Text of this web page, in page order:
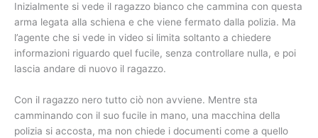
Inizialmente si vede il ragazzo bianco che cammina con questa
arma legata alla schiena e che viene fermato dalla polizia. Ma
l’agente che si vede in video si limita soltanto a chiedere
informazioni riguardo quel fucile, senza controllare nulla, e poi
lascia andare di nuovo il ragazzo.
Con il ragazzo nero tutto ciò non avviene. Mentre sta
camminando con il suo fucile in mano, una macchina della
polizia si accosta, ma non chiede i documenti come a quello